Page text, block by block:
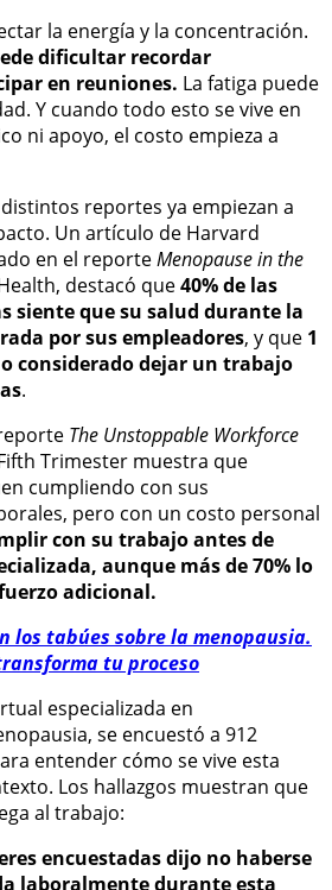
la energía y la concentración.
dificultar recordar
en reuniones. La fatiga puede
Y cuando todo esto se vive en
ni apoyo, el costo empieza a
reportes ya empiezan a
Un artículo de Harvard
en el reporteMenopause in the
destacó que40% de las
siente que su salud durante la
por sus empleadores, y que 1
considerado dejar un trabajo
.
The Unstoppable Workforce
Trimester muestra que
cumpliendo con sus
pero con un costo personal
con su trabajo antes de
aunque más de 70% lo
adicional.
los tabúes sobre la menopausia.
tu proceso
especializada en
se encuestó a 912
entender cómo se vive esta
Los hallazgos muestran que
al trabajo:
encuestadas dijo no haberse
laboralmente durante esta